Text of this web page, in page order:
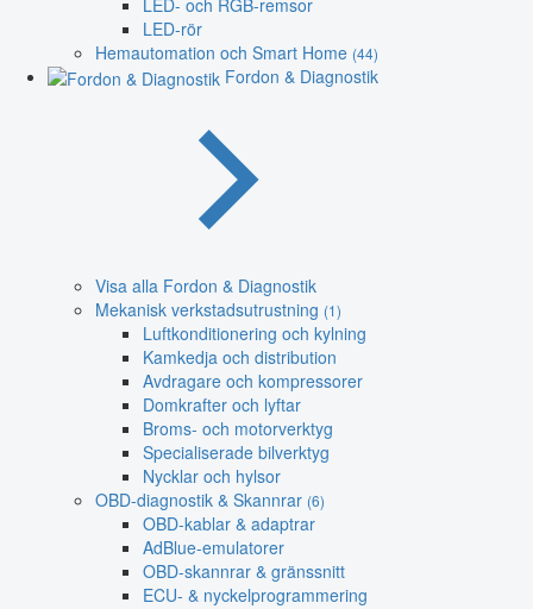
LED-rör
Hemautomation och Smart Home (44)
Fordon & Diagnostik
Visa alla Fordon & Diagnostik
Mekanisk verkstadsutrustning (1)
Luftkonditionering och kylning
Kamkedja och distribution
Avdragare och kompressorer
Domkrafter och lyftar
Broms- och motorverktyg
Specialiserade bilverktyg
Nycklar och hylsor
OBD-diagnostik & Skannrar (6)
OBD-kablar & adaptrar
AdBlue-emulatorer
OBD-skannrar & gränssnitt
ECU- & nyckelprogrammering